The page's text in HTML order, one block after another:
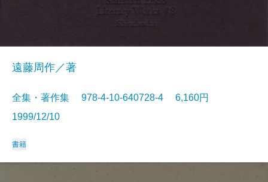
遠藤周作／著
全集・著作集 978-4-10-640728-4 6,160円
1999/12/10
書籍